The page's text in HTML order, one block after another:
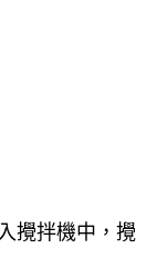
攪拌機中，攪